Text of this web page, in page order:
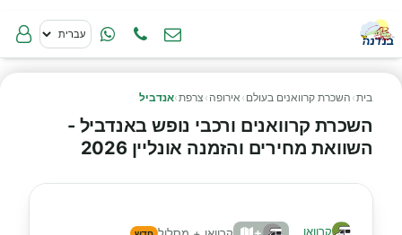
בית› השכרת קרוואנים בעולם › אירופה › צרפת›אנדביל
השכרת קרוואנים ורכבי נופש באנדביל -
השוואת מחירים והזמנה אונליין 2026
קרוואן חדש